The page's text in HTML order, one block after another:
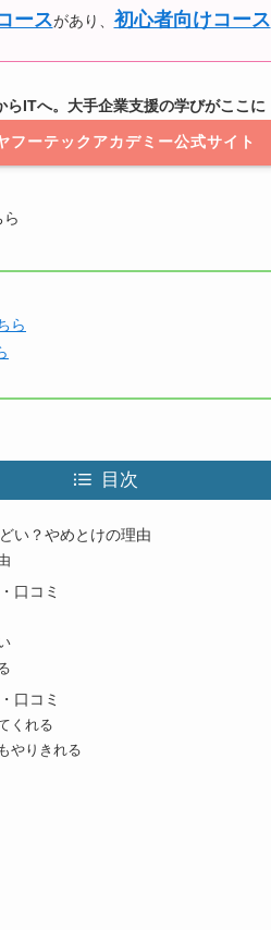
ースがあり、 初心者向けコース
らITへ。大手企業支援の学びがここに
フーテックアカデミー公式サイト
ら
ら
目次
い？やめとけの理由
口コミ
口コミ
くれる
やりきれる